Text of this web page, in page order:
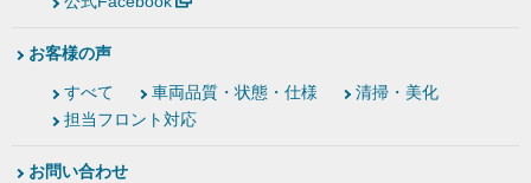
お客様の声
すべて 車両品質・状態・仕様
清掃・美化
担当フロント対応
お問い合わせ